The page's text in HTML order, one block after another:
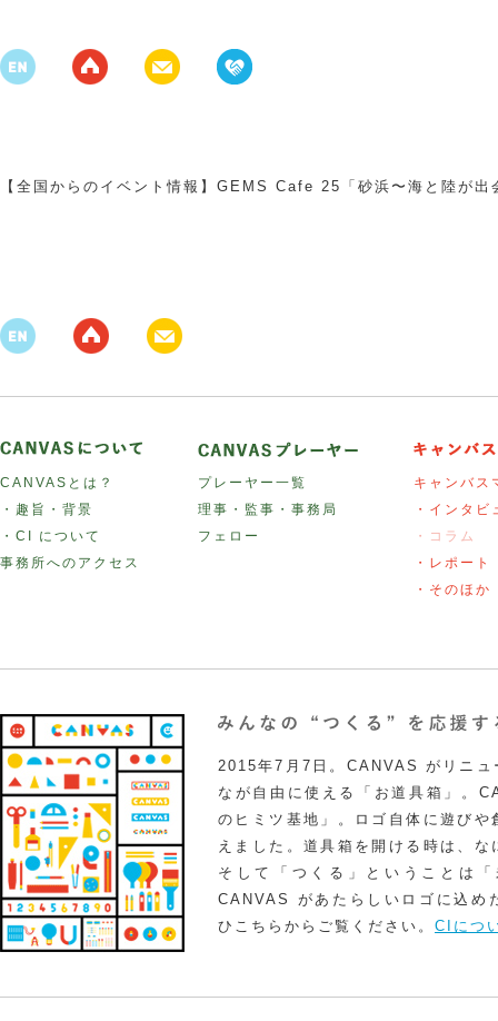
【全国からのイベント情報】GEMS Cafe 25「砂浜〜海と陸が
CANVASとは？
・趣旨・背景
・CI について
事務所へのアクセス
プレーヤー一覧
理事・監事・事務局
フェロー
キャンバス
・インタビ
・コラム
・レポート
・そのほか
2015年7月7日。CANVAS がリニュ
なが自由に使える「お道具箱」。
のヒミツ基地」。ロゴ自体に遊び
えました。道具箱を開ける時は、
そして「つくる」ということは
CANVAS があたらしいロゴに込め
ひこちらからご覧ください。 CIにつ